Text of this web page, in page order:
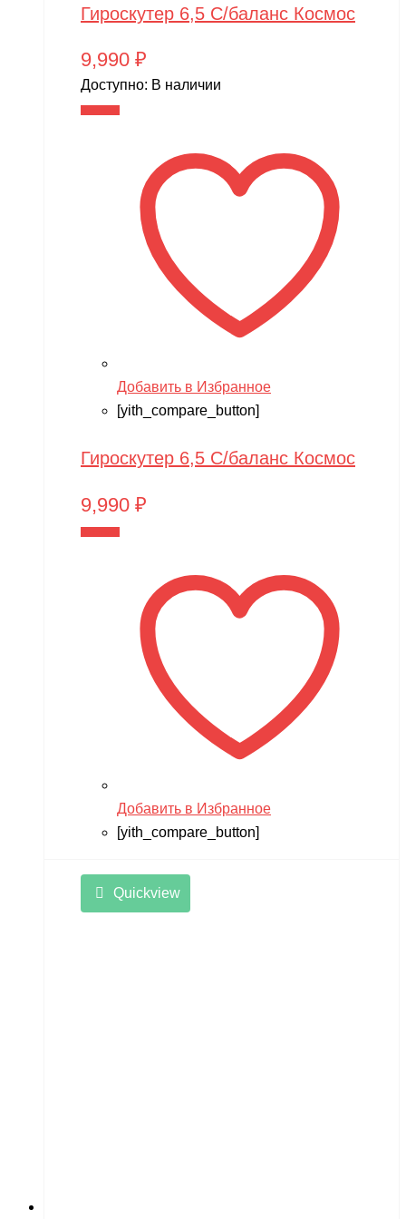
Гироскутер 6,5 С/баланс Космос
9,990 ₽
Доступно: В наличии
Добавить в Избранное
[yith_compare_button]
Гироскутер 6,5 С/баланс Космос
9,990 ₽
Добавить в Избранное
[yith_compare_button]
Quickview